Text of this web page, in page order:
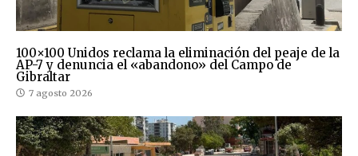
100×100 Unidos reclama la eliminación del peaje de la
AP-7 y denuncia el «abandono» del Campo de
Gibraltar
7 agosto 2026